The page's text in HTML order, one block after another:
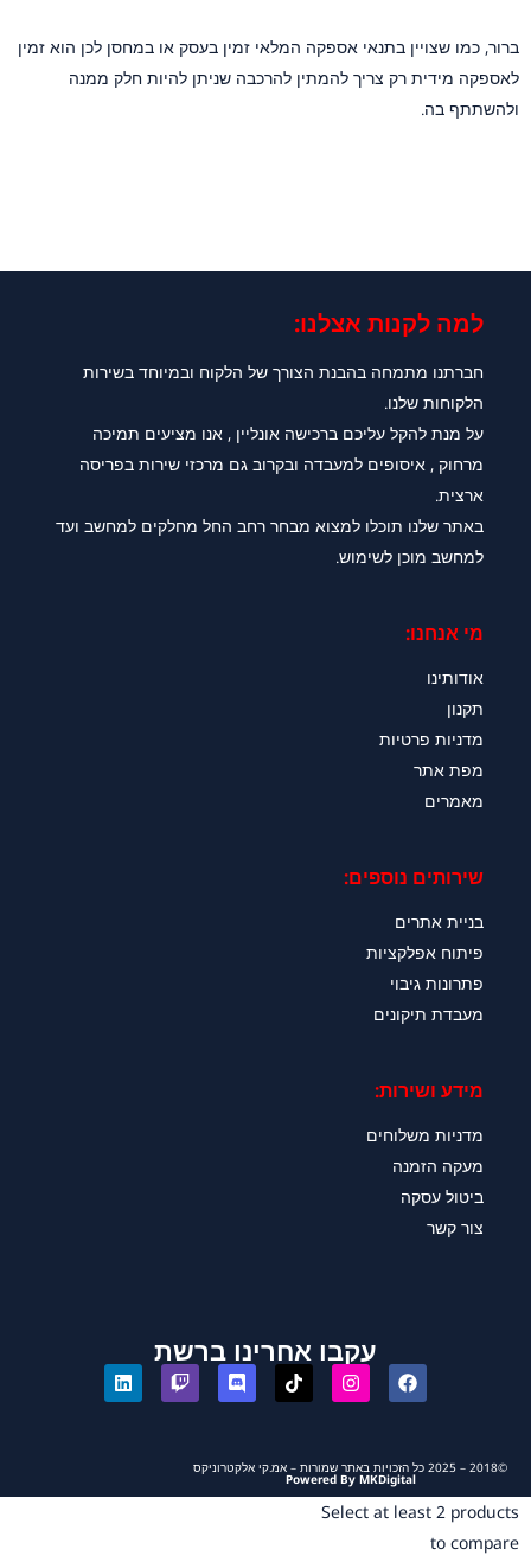
ברור, כמו שצויין בתנאי אספקה המלאי זמין בעסק או במחסן לכן הוא זמין
לאספקה מידית רק צריך להמתין להרכבה שניתן להיות חלק ממנה
ולהשתתף בה.
למה לקנות אצלנו:​
חברתנו מתמחה בהבנת הצורך של הלקוח ובמיוחד בשירות
הלקוחות שלנו.
על מנת להקל עליכם ברכישה אונליין , אנו מציעים תמיכה
מרחוק , איסופים למעבדה ובקרוב גם מרכזי שירות בפריסה
ארצית.
באתר שלנו תוכלו למצוא מבחר רחב החל מחלקים למחשב ועד
למחשב מוכן לשימוש.
מי אנחנו:
אודותינו
תקנון
מדניות פרטיות
מפת אתר
מאמרים
שירותים נוספים:
בניית אתרים
פיתוח אפלקציות
פתרונות גיבוי
מעבדת תיקונים
מידע ושירות:
מדניות משלוחים
מעקה הזמנה
ביטול עסקה
צור קשר
עקבו אחרינו ברשת
©2018 – 2025 כל הזכויות באתר שמורות – אמ.קי אלקטרוניקס
Powered By MKDigital
Select at least 2 products
to compare